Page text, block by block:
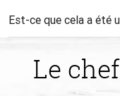
Est-ce que cela a été
Le